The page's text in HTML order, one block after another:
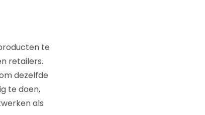
te
retailers.
dezelfde
te doen,
als